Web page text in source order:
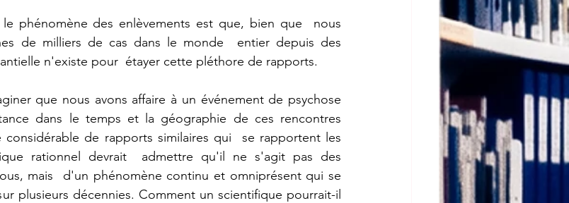
phénomène des enlèvements est que, bien que  nous
de milliers de cas dans le monde  entier depuis des
n'existe pour  étayer cette pléthore de rapports.
que nous avons affaire à un événement de psychose
dans le temps et la géographie de ces rencontres
considérable de rapports similaires qui  se rapportent les
rationnel devrait  admettre qu'il ne s'agit pas des
mais  d'un phénomène continu et omniprésent qui se
plusieurs décennies. Comment un scientifique pourrait-il